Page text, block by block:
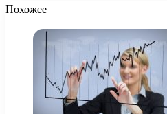
Похожее